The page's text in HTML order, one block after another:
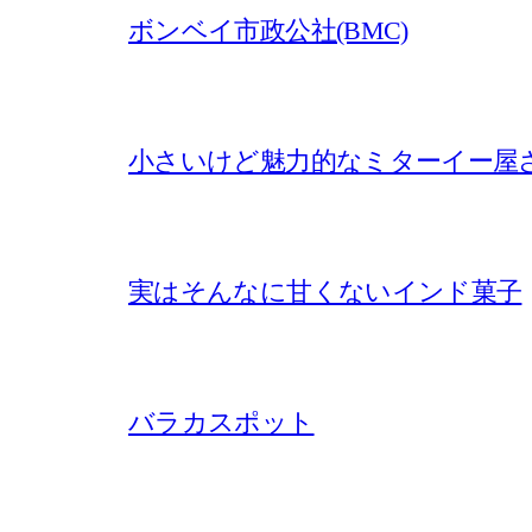
ボンベイ市政公社(BMC)
小さいけど魅力的なミターイー屋
実はそんなに甘くないインド菓子
バラカスポット